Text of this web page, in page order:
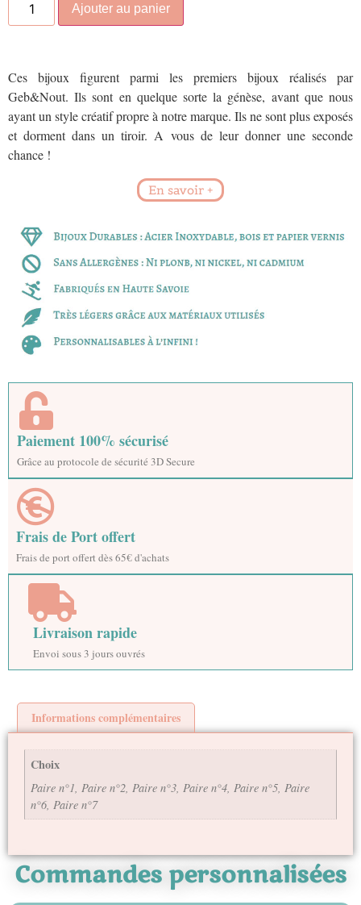
Ajouter au panier
Ces bijoux figurent parmi les premiers bijoux réalisés par
Geb&Nout. Ils sont en quelque sorte la génèse, avant que nous
ayant un style créatif propre à notre marque. Ils ne sont plus exposés
et dorment dans un tiroir. A vous de leur donner une seconde
chance !
En savoir +
Paiement 100% sécurisé
Grâce au protocole de sécurité 3D Secure
Frais de Port offert
Frais de port offert dès 65€ d'achats
Livraison rapide
Envoi sous 3 jours ouvrés
Informations complémentaires
Choix
Paire n°1, Paire n°2, Paire n°3, Paire n°4, Paire n°5, Paire
n°6, Paire n°7
Commandes personnalisées